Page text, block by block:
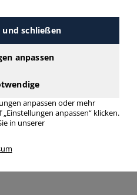
Original
Druckerpatronen Original
PGI-5BK
schließen
anpassen
anpassen oder mehr
anpassen“ klicken.
in unserer